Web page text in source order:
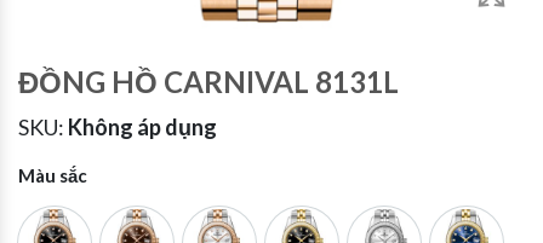
ĐỒNG HỒ CARNIVAL 8131L
SKU: Không áp dụng
Màu sắc